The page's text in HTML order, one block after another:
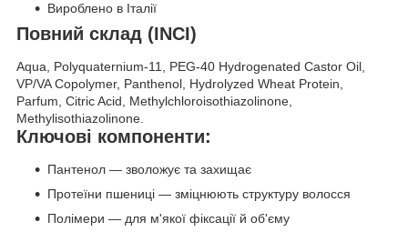
Вироблено в Італії
Повний склад (INCI)
Aqua, Polyquaternium-11, PEG-40 Hydrogenated Castor Oil,
VP/VA Copolymer, Panthenol, Hydrolyzed Wheat Protein,
Parfum, Citric Acid, Methylchloroisothiazolinone,
Methylisothiazolinone.
Ключові компоненти:
Пантенол — зволожує та захищає
Протеїни пшениці — зміцнюють структуру волосся
Полімери — для м'якої фіксації й об'єму